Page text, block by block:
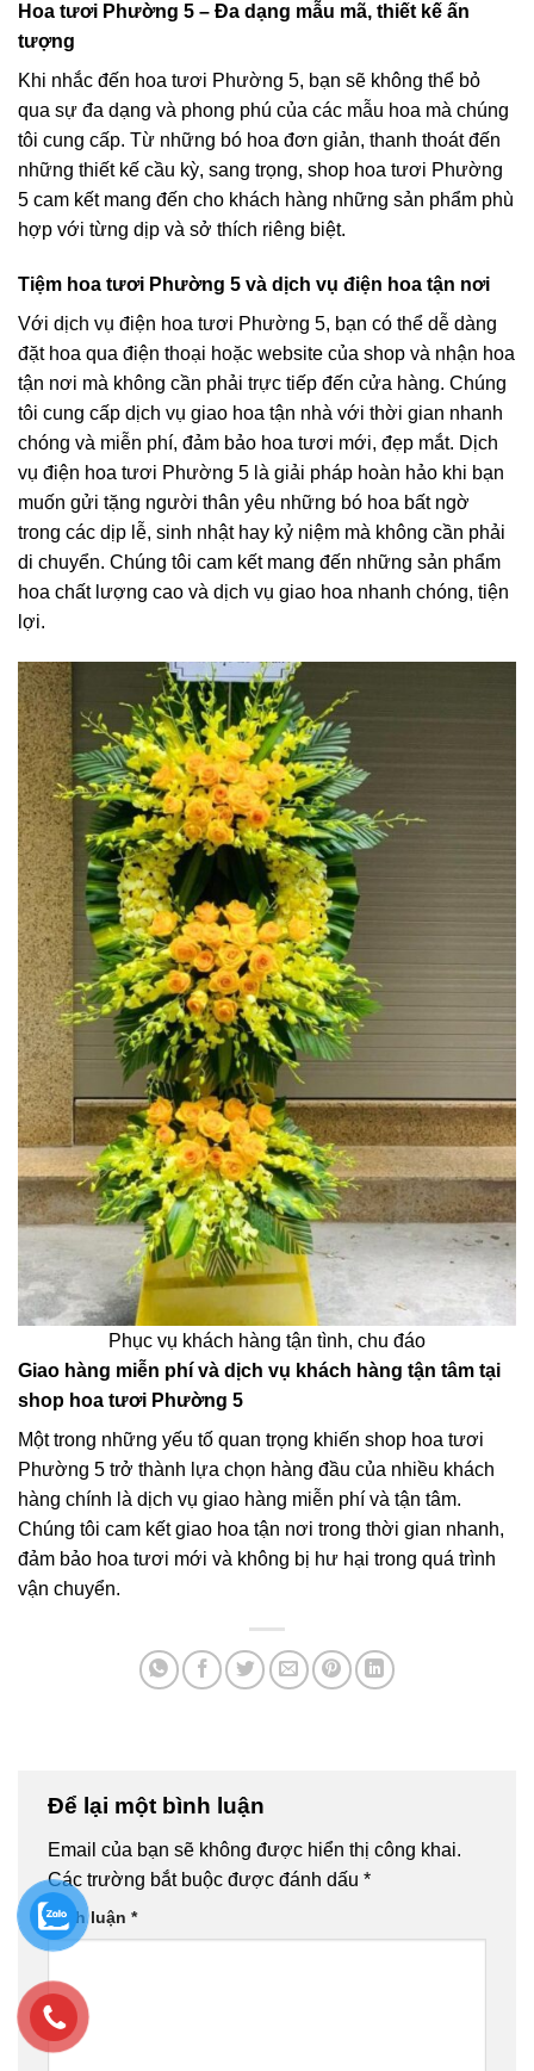
Hoa tươi Phường 5 – Đa dạng mẫu mã, thiết kế ấn
tượng
Khi nhắc đến hoa tươi Phường 5, bạn sẽ không thể bỏ
qua sự đa dạng và phong phú của các mẫu hoa mà chúng
tôi cung cấp. Từ những bó hoa đơn giản, thanh thoát đến
những thiết kế cầu kỳ, sang trọng, shop hoa tươi Phường
5 cam kết mang đến cho khách hàng những sản phẩm phù
hợp với từng dịp và sở thích riêng biệt.
Tiệm hoa tươi Phường 5 và dịch vụ điện hoa tận nơi
Với dịch vụ điện hoa tươi Phường 5, bạn có thể dễ dàng
đặt hoa qua điện thoại hoặc website của shop và nhận hoa
tận nơi mà không cần phải trực tiếp đến cửa hàng. Chúng
tôi cung cấp dịch vụ giao hoa tận nhà với thời gian nhanh
chóng và miễn phí, đảm bảo hoa tươi mới, đẹp mắt. Dịch
vụ điện hoa tươi Phường 5 là giải pháp hoàn hảo khi bạn
muốn gửi tặng người thân yêu những bó hoa bất ngờ
trong các dịp lễ, sinh nhật hay kỷ niệm mà không cần phải
di chuyển. Chúng tôi cam kết mang đến những sản phẩm
hoa chất lượng cao và dịch vụ giao hoa nhanh chóng, tiện
lợi.
Phục vụ khách hàng tận tình, chu đáo
Giao hàng miễn phí và dịch vụ khách hàng tận tâm tại
shop hoa tươi Phường 5
Một trong những yếu tố quan trọng khiến shop hoa tươi
Phường 5 trở thành lựa chọn hàng đầu của nhiều khách
hàng chính là dịch vụ giao hàng miễn phí và tận tâm.
Chúng tôi cam kết giao hoa tận nơi trong thời gian nhanh,
đảm bảo hoa tươi mới và không bị hư hại trong quá trình
vận chuyển.
Để lại một bình luận
Email của bạn sẽ không được hiển thị công khai.
Các trường bắt buộc được đánh dấu *
Bình luận *